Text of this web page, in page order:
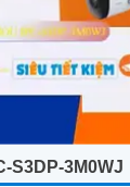
S3DP-3M0WJ